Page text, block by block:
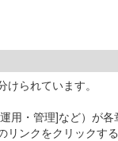
られています。
用・管理]など）が
ンクをクリック